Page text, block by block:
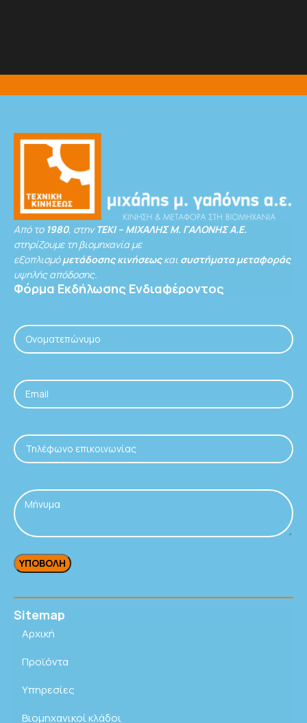
Από το 1980, στηνΤΕΚΙ – ΜΙΧΑΛΗΣ Μ. ΓΑΛΟΝΗΣ Α.Ε.
στηρίζουμε τη βιομηχανία με
εξοπλισμόμετάδοσης κινήσεωςκαι συστήματα μεταφοράς
υψηλής απόδοσης.
Φόρμα Εκδήλωσης Ενδιαφέροντος
Sitemap
Αρχική
Προϊόντα
Υπηρεσίες
Βιομηχανικοί κλάδοι